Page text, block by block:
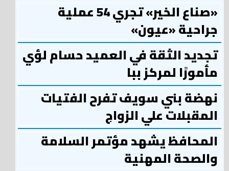
«صناع الخير» تجري 54 عملية
جراحية «عيون»
تجديد الثقة في العميد حسام لؤي
مأمورًا لمركز ببا
نهضة بني سويف تفرح الفتيات
المقبلات علي الزواج
المحافظ يشهد مؤتمر السلامة
والصحة المهنية